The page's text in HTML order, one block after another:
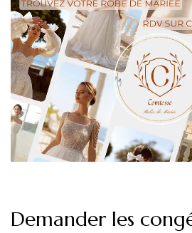
Demander les